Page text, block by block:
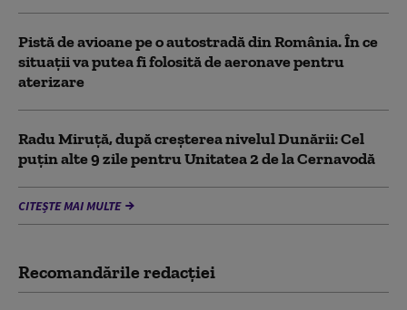
Pistă de avioane pe o autostradă din România. În ce
situații va putea fi folosită de aeronave pentru
aterizare
Radu Miruță, după creșterea nivelul Dunării: Cel
puțin alte 9 zile pentru Unitatea 2 de la Cernavodă
CITEȘTE MAI MULTE
Recomandările redacţiei